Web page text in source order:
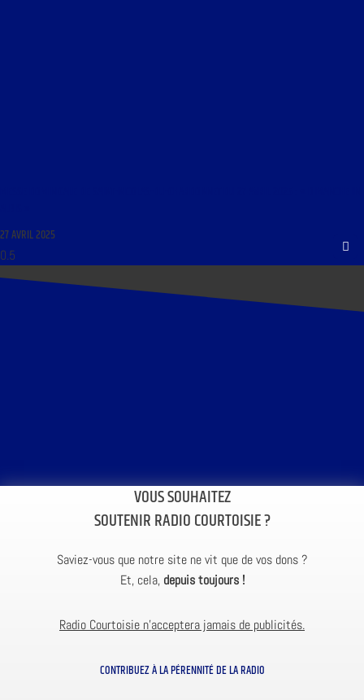
27 AVRIL 2025
VOUS SOUHAITEZ
SOUTENIR RADIO COURTOISIE ?
Saviez-vous que notre site ne vit que de vos dons ?
Et, cela, depuis toujours !
Radio Courtoisie n’acceptera jamais de publicités.
CONTRIBUEZ À LA PÉRENNITÉ DE LA RADIO